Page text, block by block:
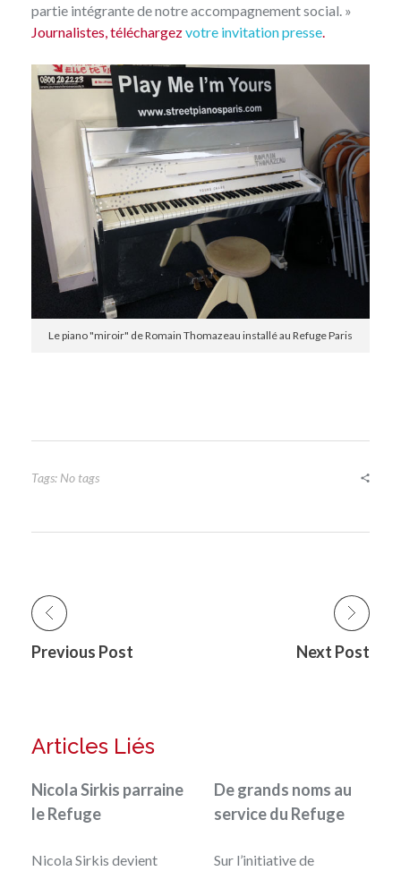
partie intégrante de notre accompagnement social. »
Journalistes, téléchargezvotre invitation presse
Le piano "miroir" de Romain Thomazeau installé au Refuge Paris
Tags: No tags
Previous Post Next Post
Articles Liés
Nicola Sirkis parraine
le Refuge
Nicola Sirkis devient
De grands noms au
service du Refuge
Sur l’initiative de